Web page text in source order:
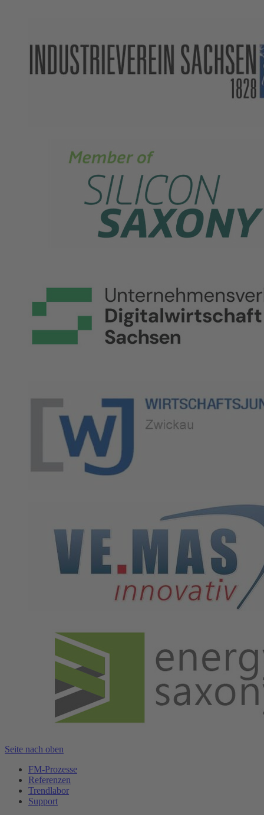
Seite nach oben
FM-Prozesse
Referenzen
Trendlabor
Support